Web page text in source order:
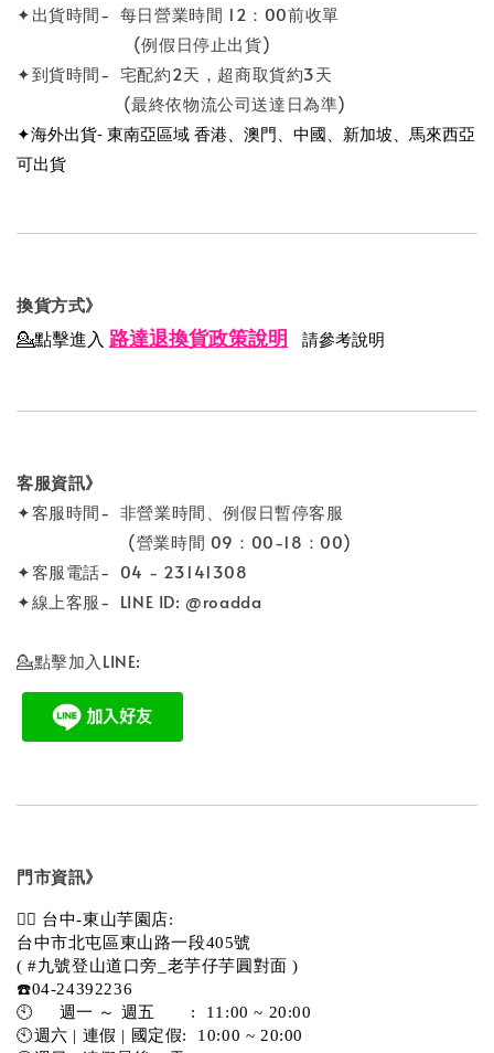
✦出貨時間- 每日營業時間 12：00前收單
(例假日停止出貨)
✦到貨時間- 宅配約2天，超商取貨約3天
(最終依物流公司送達日為準)
✦海外出貨- 東南亞區域 香港、澳門、中國、新加坡、馬來西亞
可出貨
換貨方式》
💁點擊進入 路達退換貨政策說明 請參考說明
客服資訊》
✦客服時間- 非營業時間、例假日暫停客服
(營業時間 09：00-18：00)
✦客服電話- 04 - 23141308
✦線上客服- LINE ID: @roadda
💁點擊加入LINE:
門市資訊》
💁‍♀️ 台中-東山芋園店:
台中市北屯區東山路一段405號
( #九號登山道口旁_老芋仔芋圓對面 )
☎️04-24392236
🕙     週一 ～ 週五       :  11:00 ~ 20:00
🕙週六 | 連假 | 國定假:  10:00 ~ 20:00